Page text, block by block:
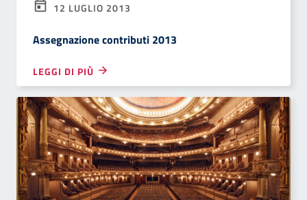
12 LUGLIO 2013
Assegnazione contributi 2013
LEGGI DI PIÙ